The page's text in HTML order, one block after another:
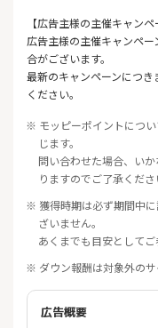
【広告主様の主催キャンペ
広告主様の主催キャンペ
合がございます。
最新のキャンペーンにつ
ください。
※ モッピーポイントにつ
じます。
問い合わせた場合、い
りますのでご了承くださ
※ 獲得時期は必ず期間中
ざいません。
あくまでも目安としてご
※ ダウン報酬は対象外のサ
広告概要